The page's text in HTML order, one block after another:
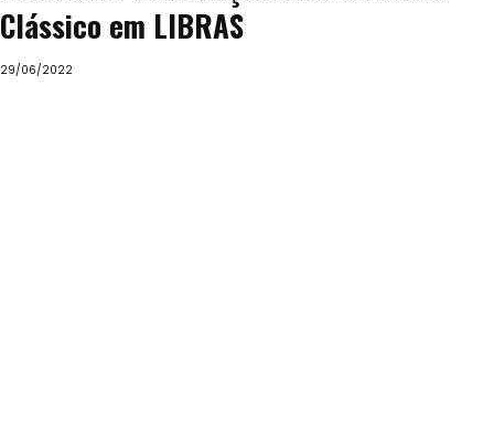
Clássico em LIBRAS
29/06/2022